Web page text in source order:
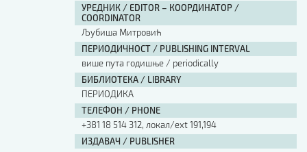
УРЕДНИК / EDITOR – КООРДИНАТОР /
COORDINATOR
Љубиша Митровић
ПЕРИОДИЧНОСТ / PUBLISHING INTERVAL
више пута годишње / periodically
БИБЛИОТЕКА / LIBRARY
ПЕРИОДИКА
ТЕЛЕФОН / PHONE
+381 18 514 312, локал/ext 191,194
ИЗДАВАЧ / PUBLISHER